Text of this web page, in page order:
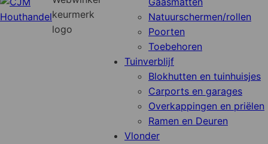
Natuurschermen/rollen
Poorten
Toebehoren
Tuinverblijf
Blokhutten en tuinhuisjes
Carports en garages
Overkappingen en priëlen
Ramen en Deuren
Vlonder